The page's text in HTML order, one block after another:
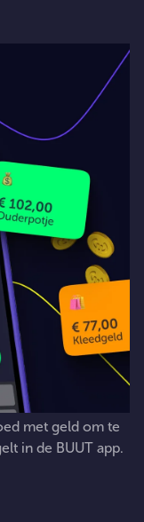
met geld om te
in de BUUT app.